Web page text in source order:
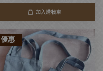
加入購物車
優惠